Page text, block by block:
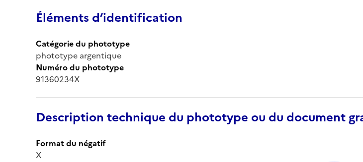
Éléments d’identification
Catégorie du phototype
phototype argentique
Numéro du phototype
91360234X
Description technique du phototype ou du document
Format du négatif
X